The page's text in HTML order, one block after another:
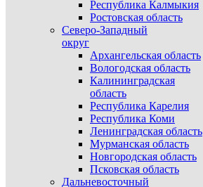
Республика Калмыкия
Ростовская область
Северо-Западный
округ
Архангельская область
Вологодская область
Калининградская
область
Республика Карелия
Республика Коми
Ленинградская область
Мурманская область
Новгородская область
Псковская область
Дальневосточный